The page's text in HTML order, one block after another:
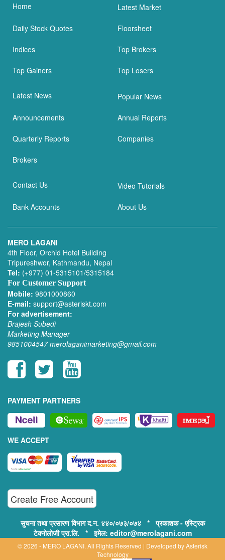
Home Latest Market
Daily Stock Quotes Floorsheet
Indices Top Brokers
Top Gainers Top Losers
Latest News Popular News
Announcements Annual Reports
Quarterly Reports Companies
Brokers
Contact Us Video Tutorials
Bank Accounts About Us
MERO LAGANI
4th Floor, Orchid Hotel Building
Tripureshwor, Kathmandu, Nepal
Tel: (+977) 01-5315101/5315184
For Customer Support
Mobile: 9801000860
E-mail: support@asteriskt.com
For advertisement:
Brajesh Subedi
Marketing Manager
9851004547 merolaganimarketing@gmail.com
PAYMENT PARTNERS
WE ACCEPT
Create Free Account
सुचना तथा प्रसारण विभाग द.न. ४४०/०७३/०७४ * प्रकाशक - एस्ट्रिक
टेक्नोलोजी प्रा.लि. * इमेल: editor@merolagani.com
© 2026 - MERO LAGANI. All Rights Reserved | Developed byAsterisk
Technology